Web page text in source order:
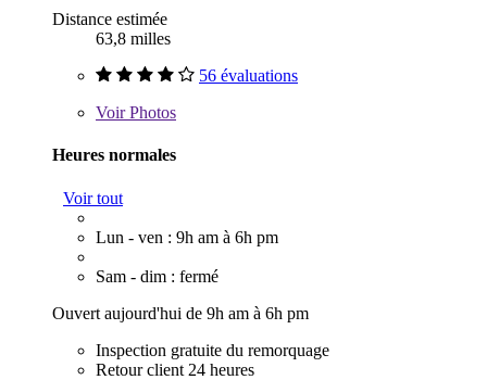
Distance estimée
63,8 milles
56 évaluations
VoirPhotos
Heures normales
Voir tout
Lun - ven : 9h am à 6h pm
Sam - dim : fermé
Ouvert aujourd'hui de 9h am à 6h pm
Inspection gratuite du remorquage
Retour client 24 heures